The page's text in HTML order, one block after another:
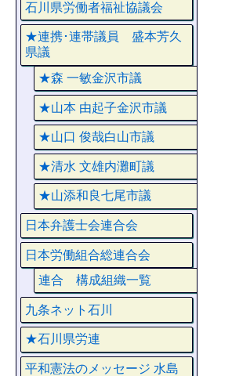
石川県労働者福祉協議会
★連携･連帯議員 盛本芳久
県議
★森 一敏金沢市議
★山本 由起子金沢市議
★山口 俊哉白山市議
★清水 文雄内灘町議
★山添和良七尾市議
日本弁護士会連合会
日本労働組合総連合会
連合 構成組織一覧
九条ネット石川
★石川県労連
平和憲法のメッセージ 水島